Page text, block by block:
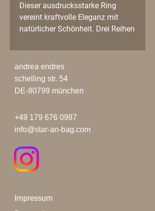
Dieser ausdrucksstarke Ring
vereint kraftvolle Eleganz mit
natürlicher Schönheit. Drei Reihen
werden von einer silber Fassung
gehalten und bilden ein
harmonisches, zugleich
markantes Design. Jeder Stein ist
Der Blue Agathe steht traditionell
für Ruhe, Klarheit und emotionale
Balance und macht diesen Ring
nicht nur zu einem stilvollen
Accessoire, sondern auch zu
✨ Details:
andrea endres
schelling str. 54
DE-80799 münchen
+49 179 676 0987
info@star-an-bag.com
Impressum